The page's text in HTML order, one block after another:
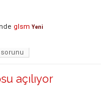
glsm Yeni
sorunu
açılıyor